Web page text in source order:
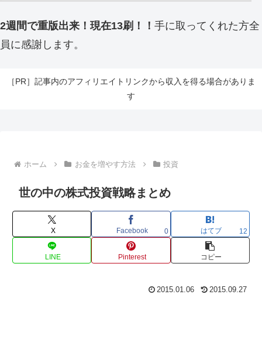
2週間で重版出来！現在13刷！！ 手に取ってくれた方全
員に感謝します。
［PR］記事内のアフィリエイトリンクから収入を得る場合がありま
す
ホーム お金を増やす方法 投資
世の中の株式投資戦略まとめ
X Facebook 0 はてブ 12
LINE Pinterest コピー
2015.01.06 2015.09.27